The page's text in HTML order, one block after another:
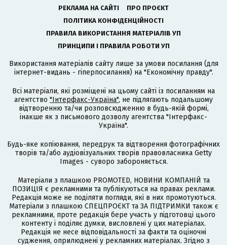
РЕКЛАМА НА САЙТІ
ПРО ПРОЄКТ
ПОЛІТИКА КОНФІДЕНЦІЙНОСТІ
ПРАВИЛА ВИКОРИСТАННЯ МАТЕРІАЛІВ УП
ПРИНЦИПИ І ПРАВИЛА РОБОТИ УП
Використання матеріалів сайту лише за умови посилання (для
інтернет-видань - гіперпосилання) на "Економічну правду".
Всі матеріали, які розміщені на цьому сайті із посиланням на
агентство "Інтерфакс-Україна", не підлягають подальшому
відтворенню та/чи розповсюдженню в будь-якій формі,
інакше як з письмового дозволу агентства "Інтерфакс-
Україна".
Будь-яке копіювання, передрук та відтворення фотографічних
творів та/або аудіовізуальних творів правовласника Getty
Images - суворо забороняється.
Матеріали з плашкою PROMOTED, НОВИНИ КОМПАНІЙ та
ПОЗИЦІЯ є рекламними та публікуються на правах реклами.
Редакція може не поділяти погляди, які в них промотуються.
Матеріали з плашкою СПЕЦПРОЄКТ та ЗА ПІДТРИМКИ також є
рекламними, проте редакція бере участь у підготовці цього
контенту і поділяє думки, висловлені у цих матеріалах.
Редакція не несе відповідальності за факти та оціночні
судження, оприлюднені у рекламних матеріалах. Згідно з